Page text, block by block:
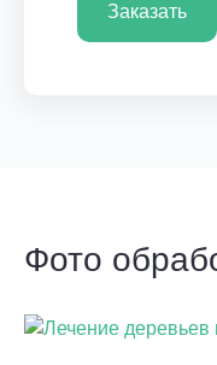
Заказать
Фото